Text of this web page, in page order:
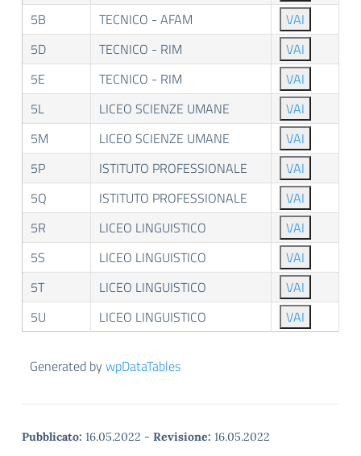
5B
TECNICO - AFAM
VAI
5D
TECNICO - RIM
VAI
5E
TECNICO - RIM
VAI
5L
LICEO SCIENZE UMANE
VAI
5M
LICEO SCIENZE UMANE
VAI
5P
ISTITUTO PROFESSIONALE
VAI
5Q
ISTITUTO PROFESSIONALE
VAI
5R
LICEO LINGUISTICO
VAI
5S
LICEO LINGUISTICO
VAI
5T
LICEO LINGUISTICO
VAI
5U
LICEO LINGUISTICO VAI
Generated by wpDataTables
Pubblicato: 16.05.2022 - Revisione: 16.05.2022